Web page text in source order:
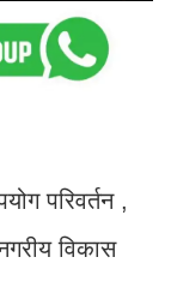
परिवर्तन ,
विकास